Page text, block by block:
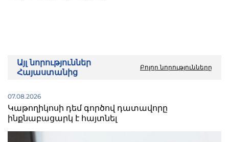
Այլ նորություններ
Հայաստանից
Բոլոր նորությունները
07.08.2026
Կաթողիկոսի դեմ գործով դատավորը
ինքնաբացարկ է հայտնել